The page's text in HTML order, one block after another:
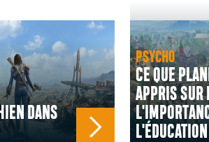
DANS
PSYCHO
CE QUE
APPRIS SUR
L'ÉDUCATION